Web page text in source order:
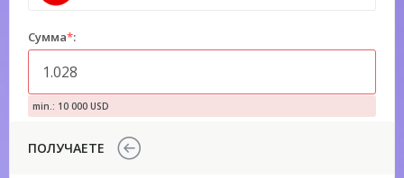
Сумма*:
min.: 10 000 USD
ПОЛУЧАЕТЕ